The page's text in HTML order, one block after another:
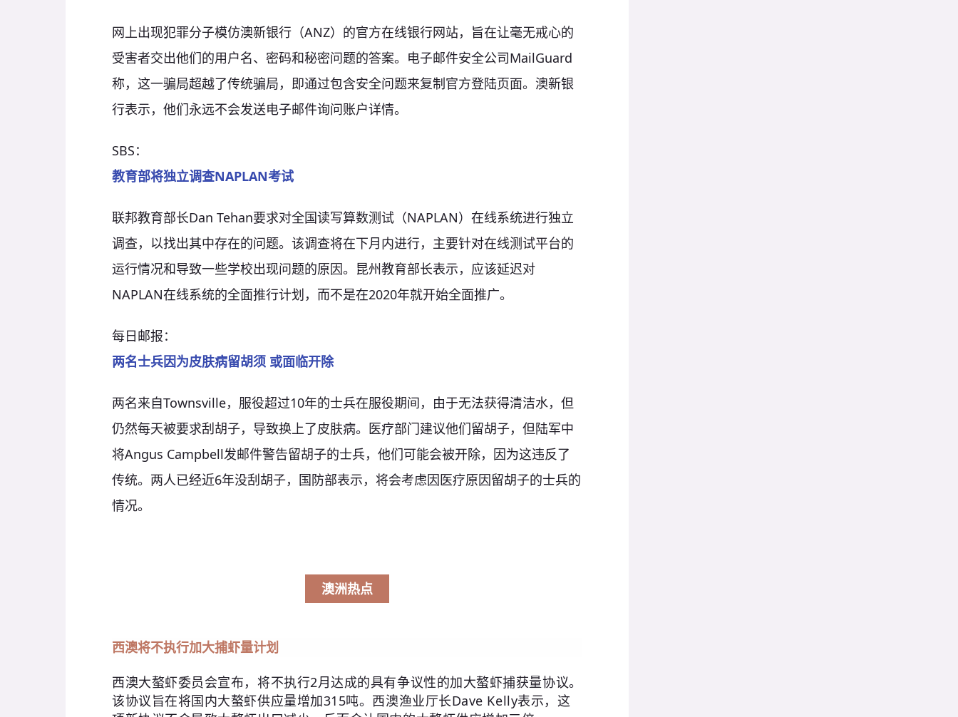
网上出现犯罪分子模仿澳新银行（ANZ）的官方在线银行网站，旨在让毫无戒心的
受害者交出他们的用户名、密码和秘密问题的答案。电子邮件安全公司MailGuard
称，这一骗局超越了传统骗局，即通过包含安全问题来复制官方登陆页面。澳新银
行表示，他们永远不会发送电子邮件询问账户详情。
SBS：
教育部将独立调查NAPLAN考试
联邦教育部长Dan Tehan要求对全国读写算数测试（NAPLAN）在线系统进行独立
调查，以找出其中存在的问题。该调查将在下月内进行，主要针对在线测试平台的
运行情况和导致一些学校出现问题的原因。昆州教育部长表示，应该延迟对
NAPLAN在线系统的全面推行计划，而不是在2020年就开始全面推广。
每日邮报：
两名士兵因为皮肤病留胡须 或面临开除
两名来自Townsville，服役超过10年的士兵在服役期间，由于无法获得清洁水，但
仍然每天被要求刮胡子，导致换上了皮肤病。医疗部门建议他们留胡子，但陆军中
将Angus Campbell发邮件警告留胡子的士兵，他们可能会被开除，因为这违反了
传统。两人已经近6年没刮胡子，国防部表示，将会考虑因医疗原因留胡子的士兵的
情况。
澳洲热点
西澳将不执行加大捕虾量计划
西澳大螯虾委员会宣布，将不执行2月达成的具有争议性的加大螯虾捕获量协议。
该协议旨在将国内大螯虾供应量增加315吨。西澳渔业厅长Dave Kelly表示，这